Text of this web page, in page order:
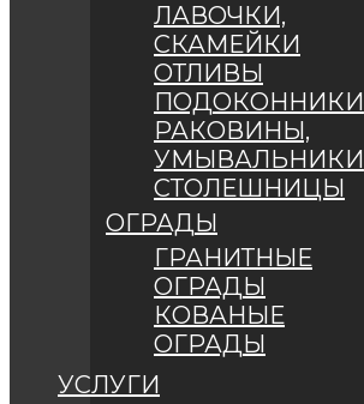
ЛАВОЧКИ,
СКАМЕЙКИ
ОТЛИВЫ
ПОДОКОННИКИ
РАКОВИНЫ,
УМЫВАЛЬНИКИ
СТОЛЕШНИЦЫ
ОГРАДЫ
ГРАНИТНЫЕ
ОГРАДЫ
КОВАНЫЕ
ОГРАДЫ
УСЛУГИ